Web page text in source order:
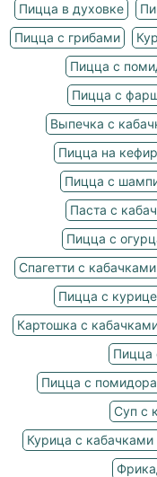
Пицца в духовке
Пицца с грибами
Пицца с
Пицца с
Выпечка с
Пицца на
Пицца с
Паста с
Пицца с
Спагетти с кабачками
Пицца с
Картошка с
Пицца
Пицца с
Суп с
Курица с кабачками